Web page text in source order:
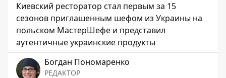
Киевский ресторатор стал первым за 15
сезонов приглашенным шефом из Украины на
польском МастерШефе и представил
аутентичные украинские продукты
Богдан Пономаренко
РЕДАКТОР